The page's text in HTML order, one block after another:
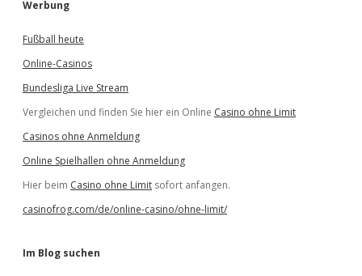
Werbung
Fußball heute
Online-Casinos
Bundesliga Live Stream
Vergleichen und finden Sie hier ein Online Casino ohne Limit
Casinos ohne Anmeldung
Online Spielhallen ohne Anmeldung
Hier beim Casino ohne Limit sofort anfangen.
casinofrog.com/de/online-casino/ohne-limit/
Im Blog suchen